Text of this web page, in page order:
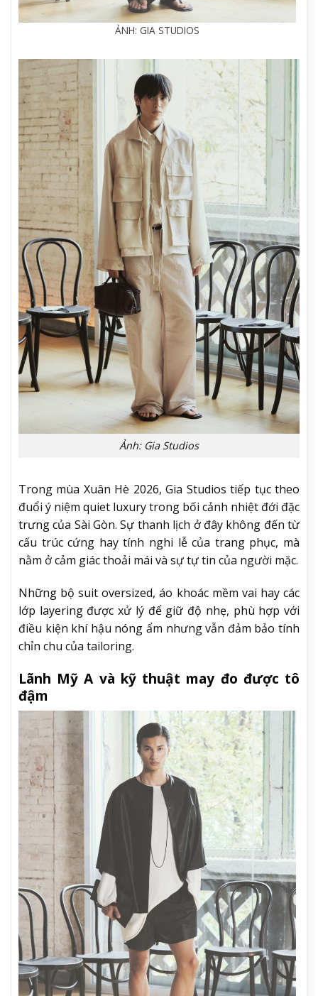
ẢNH: GIA STUDIOS
Ảnh: Gia Studios
Trong mùa Xuân Hè 2026, Gia Studios tiếp tục theo
đuổi ý niệm quiet luxury trong bối cảnh nhiệt đới đặc
trưng của Sài Gòn. Sự thanh lịch ở đây không đến từ
cấu trúc cứng hay tính nghi lễ của trang phục, mà
nằm ở cảm giác thoải mái và sự tự tin của người mặc.
Những bộ suit oversized, áo khoác mềm vai hay các
lớp layering được xử lý để giữ độ nhẹ, phù hợp với
điều kiện khí hậu nóng ẩm nhưng vẫn đảm bảo tính
chỉn chu của tailoring.
Lãnh Mỹ A và kỹ thuật may đo được tô
đậm